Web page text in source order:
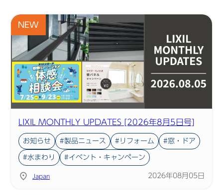
国内製品ニュース
グローバル製品ニュース
Before 2020
企業ニュースアーカイブ
NEW
LIXIL MONTHLY UPDATES [2026年8月5日号]
お知らせ #製品ニュース #リフォーム #窓・ドア
#水まわり #イベント・キャンペーン
Japan 2026年08月05日